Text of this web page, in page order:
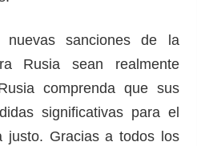
nuevas sanciones de la
Rusia sean realmente
comprenda que sus
significativas para el
justo. Gracias a todos los